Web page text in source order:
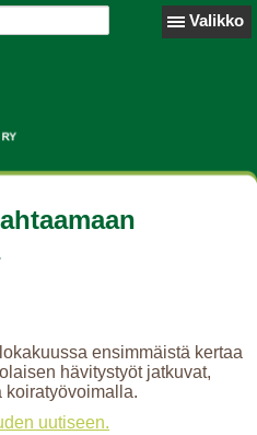
Valikko
ensimmäistä kertaa
hävitystyöt jatkuvat,
koiratyövoimalla.
uutiseen.